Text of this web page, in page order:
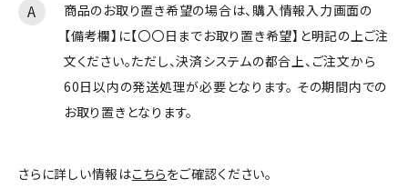
商品のお取り置き希望の場合は、購入情報入力画面の
【備考欄】に【〇〇日までお取り置き希望】と明記の上ご注
文ください。ただし、決済システムの都合上、ご注文から
60日以内の発送処理が必要となります。 その期間内での
お取り置きとなります。
さらに詳しい情報はこちらをご確認ください。